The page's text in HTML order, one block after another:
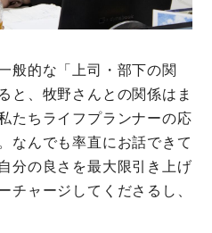
般的な「上司・部下の関
と、牧野さんとの関係はま
ちライフプランナーの応
なんでも率直にお話できて
分の良さを最大限引き上げ
チャージしてくださるし、